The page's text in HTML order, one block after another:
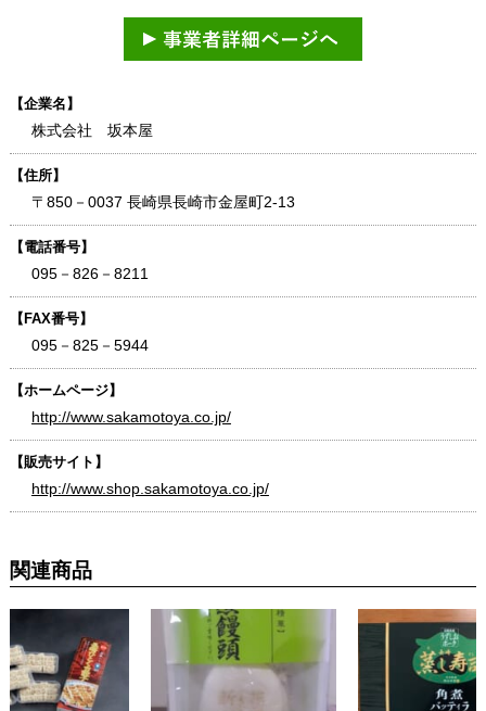
【企業名】
株式会社 坂本屋
【住所】
〒850－0037 長崎県長崎市金屋町2-13
【電話番号】
095－826－8211
【FAX番号】
095－825－5944
【ホームページ】
http://www.sakamotoya.co.jp/
【販売サイト】
http://www.shop.sakamotoya.co.jp/
関連商品